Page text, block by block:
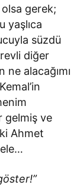
gerek;
yaşlıca
süzdü
diğer
alacağımı
gelmiş ve
Ahmet